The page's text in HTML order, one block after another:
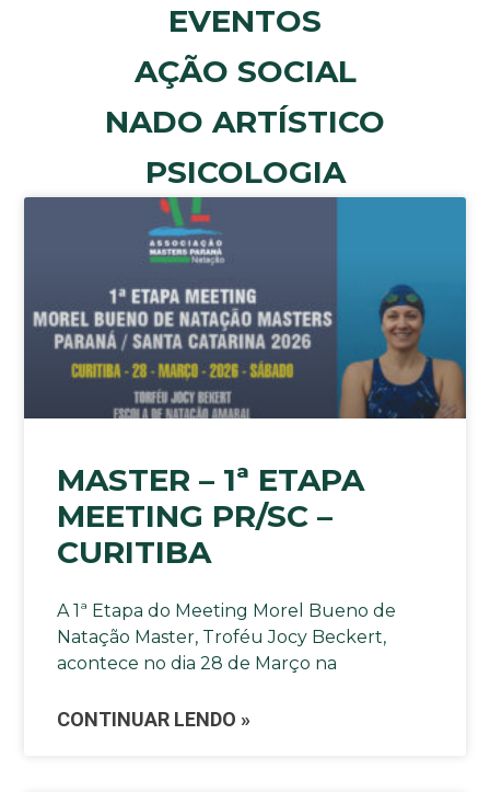
EVENTOS
AÇÃO SOCIAL
NADO ARTÍSTICO
PSICOLOGIA
MASTER – 1ª ETAPA
MEETING PR/SC –
CURITIBA
A 1ª Etapa do Meeting Morel Bueno de
Natação Master, Troféu Jocy Beckert,
acontece no dia 28 de Março na
CONTINUAR LENDO »